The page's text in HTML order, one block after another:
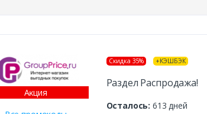
Аĸция
Скидка 35% +КЭШБЭК
Раздел Распродажа!
Осталось: 613 дней